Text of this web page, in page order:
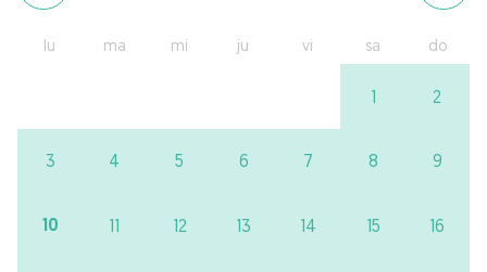
lu ma mi ju vi sa do
1 2
3 4 5 6 7 8 9
10 11 12 13 14 15 16